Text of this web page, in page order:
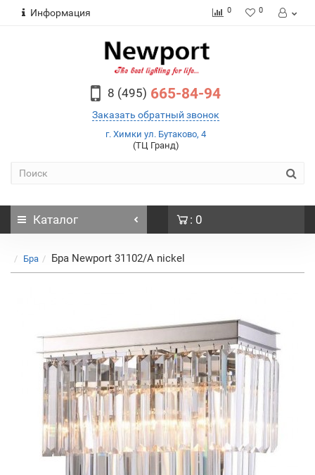
Информация 0 0
8 (495) 665-84-94
Заказать обратный звонок
г. Химки ул. Бутаково, 4
(ТЦ Гранд)
Каталог : 0
Бра Бра Newport 31102/A nickel